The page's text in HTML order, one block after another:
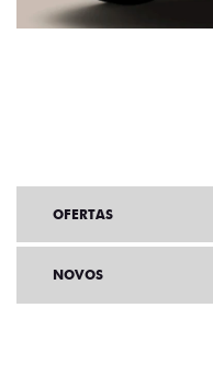
OFERTAS
NOVOS